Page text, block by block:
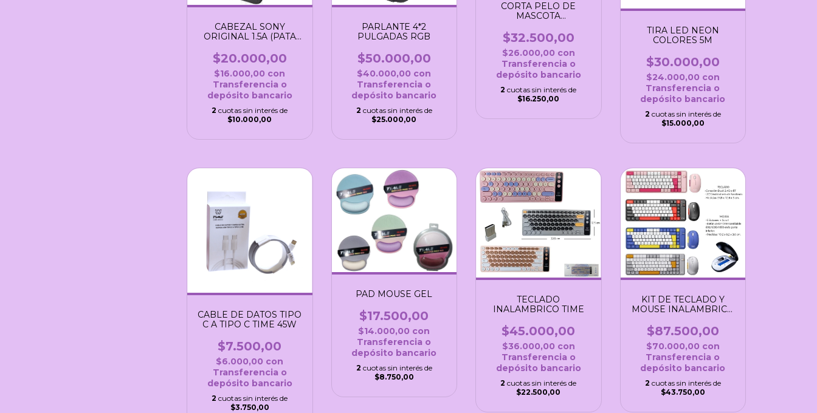
CABEZAL SONY
ORIGINAL 1.5A (PATA
$20.000,00
$16.000,00 con
Transferencia o
depósito bancario
2 cuotas sin interés de
$10.000,00
PARLANTE 4*2
PULGADAS RGB
$50.000,00
$40.000,00 con
Transferencia o
depósito bancario
2 cuotas sin interés de
$25.000,00
CORTA PELO DE
MASCOTA
$32.500,00
$26.000,00 con
Transferencia o
depósito bancario
2 cuotas sin interés de
$16.250,00
TIRA LED NEON
COLORES 5M
$30.000,00
$24.000,00 con
Transferencia o
depósito bancario
2 cuotas sin interés de
$15.000,00
CABLE DE DATOS TIPO
C A TIPO C TIME 45W
$7.500,00
$6.000,00 con
Transferencia o
depósito bancario
2 cuotas sin interés de
$3.750,00
PAD MOUSE GEL
$17.500,00
$14.000,00 con
Transferencia o
depósito bancario
2 cuotas sin interés de
$8.750,00
TECLADO
INALAMBRICO TIME
$45.000,00
$36.000,00 con
Transferencia o
depósito bancario
2 cuotas sin interés de
$22.500,00
KIT DE TECLADO Y
MOUSE INALAMBRICO
$87.500,00
$70.000,00 con
Transferencia o
depósito bancario
2 cuotas sin interés de
$43.750,00